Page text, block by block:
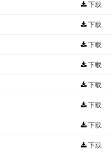
下载
下载
下载
下载
下载
下载
下载
下载